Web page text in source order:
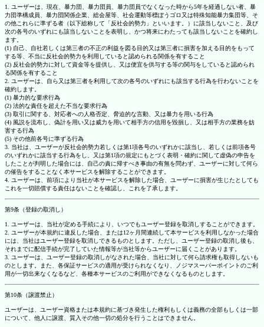
1. ユーザーは、現在、暴力団、暴力団員、暴力団員でなくなった時から5年を経過しない者、暴
力団準構成員、暴力団関係企業、総会屋等、社会運動等標ぼうゴロ又は特殊知能暴力集団等、そ
の他これらに準ずる者（以下総称して「反社会的勢力」といいます。）に該当しないこと、及び
次の各号のいずれにも該当しないことを表明し、かつ将来にわたっても該当しないことを確約し
ます。
(1) 自己、自社若しくは第三者の不正の利益を図る目的又は第三者に損害を加える目的をもって
する等、不当に反社会的勢力を利用していると認められる関係を有すること
(2) 反社会的勢力に対して資金等を提供し、又は便宜を供与する等の関与をしていると認められ
る関係を有すること
2. ユーザーは、自ら又は第三者を利用して次の各号のいずれにも該当する行為を行わないことを
確約します。
(1) 暴力的な要求行為
(2) 法的な責任を超えた不当な要求行為
(3) 取引に関する、対応者への人格否定、脅迫的な言動、又は暴力を用いる行為
(4) 風説を流布し、偽計を用い又は威力を用いて相手方の信用を毀損し、又は相手方の業務を妨
害する行為
(5) その他前各号に準ずる行為
3. 当社は、ユーザーが反社会的勢力若しくは第1項各号のいずれかに該当し、若しくは前項各号
のいずれかに該当する行為をし、又は第1項の規定にもとづく表明・確約に関して虚偽の申告を
したことが判明した場合には、自己の責に帰すべき事由の有無を問わず、ユーザーに対して何ら
の催告をすることなく本サービスを解除することができます。
4. ユーザーは、前項により当社が本サービスを解除した場合、ユーザーに損害が生じたとしても
これを一切賠償する責任はないことを確認し、これを了承します。
第9条（登録の取消し）
1. ユーザーは、当社が定める手続により、いつでもユーザー登録を取消しすることができます。
2. ユーザーが本規約に違反した場合、または12ヶ月間連続して本サービスを利用しなかった場合
には、当社はユーザー登録を取消しできるものとします。ただし、ユーザー登録の取消し後も、
それまでに配信手続が完了していた情報等が当社等からユーザーに届くことがあります。
3. ユーザーは、ユーザー登録の取消しがなされた場合、当社に対して何ら請求権も取得しないも
のとします。また、各保証サービスの適用が受けられなくなり、ノジマスーパーポイントのご利
用が一切出来なくなるなど、各種本サービスのご利用ができなくなるものとします。
第10条（譲渡禁止）
ユーザーは、ユーザー資格または本規約に基づき発生した権利もしくは義務の全部もしくは一部
について、他人に譲渡、質入その他一切の処分を行うことはできません。